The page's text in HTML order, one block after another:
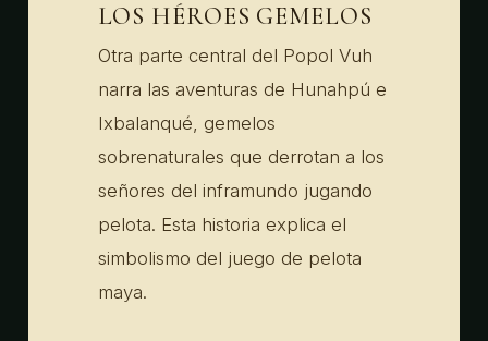
LOS HÉROES GEMELOS
Otra parte central del Popol Vuh
narra las aventuras de Hunahpú e
Ixbalanqué, gemelos
sobrenaturales que derrotan a los
señores del inframundo jugando
pelota. Esta historia explica el
simbolismo del juego de pelota
maya.